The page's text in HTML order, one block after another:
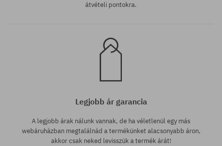
átvételi pontokra.
Legjobb ár garancia
A legjobb árak nálunk vannak, de ha véletlenül egy más
webáruházban megtalálnád a termékünket alacsonyabb áron,
akkor csak neked levisszük a termék árát!